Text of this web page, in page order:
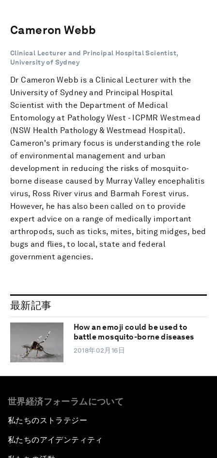
Cameron Webb
Clinical Lecturer and Principal Hospital Scientist,
University of Sydney
Dr Cameron Webb is a Clinical Lecturer with the
University of Sydney and Principal Hospital
Scientist with the Department of Medical
Entomology at Pathology West - ICPMR Westmead
(NSW Health Pathology & Westmead Hospital).
Cameron's primary focus is understanding the role
of environmental management and urban
development in reducing the risks of mosquito-
borne disease caused by Murray Valley encephalitis
virus, Ross River virus and Barmah Forest virus.
However, he has also been called on to provide
expert advice on a range of medically important
arthropods, such as ticks, mites, biting midges, bed
bugs and flies, to local, state and federal
government agencies.
最新記事
How an emoji could be used to
battle mosquito-borne diseases
2018年02月16日
世界経済フォーラムについて
私たちのストラテジー
私たちのアイデンティティ